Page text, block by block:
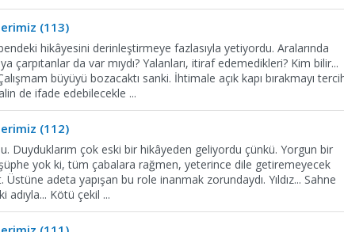
(113)
bendeki hikâyesini derinleştirmeye fazlasıyla yetiyordu. Aralarında
çarpıtanlar da var mıydı? Yalanları, itiraf edemedikleri? Kim bilir...
büyüyü bozacaktı sanki. İhtimale açık kapı bırakmayı
de ifade edebilecekle ...
(112)
Duyduklarım çok eski bir hikâyeden geliyordu çünkü. Yorgun bir
yok ki, tüm çabalara rağmen, yeterince dile getiremeyecek
Üstüne adeta yapışan bu role inanmak zorundaydı. Yıldız... Sahne
adıyla... Kötü çekil ...